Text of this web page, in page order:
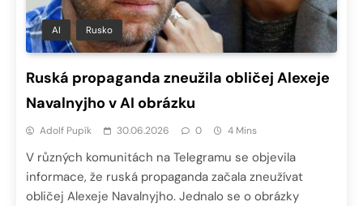
AI Rusko
Ruská propaganda zneužila obličej Alexeje
Navalnyjho v AI obrázku
Adolf Pupík 30.06.2026 0 4 Mins
V různých komunitách na Telegramu se objevila
informace, že ruská propaganda začala zneužívat
obličej Alexeje Navalnyjho. Jednalo se o obrázky